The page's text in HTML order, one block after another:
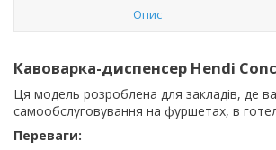
Опис
Кавоварка-диспенсер Hendi
Ця модель розроблена для закладів, де
самообслуговування на фуршетах, в
Переваги: